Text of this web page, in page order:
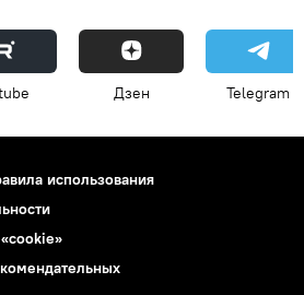
Дзен Telegram
использования